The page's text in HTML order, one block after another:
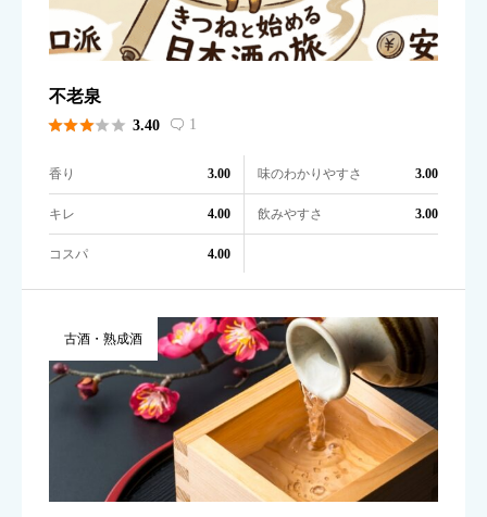
不老泉
 3.40  1
香り 3.00 味のわかりやすさ 3.00
キレ 4.00 飲みやすさ 3.00
コスパ 4.00
古酒・熟成酒